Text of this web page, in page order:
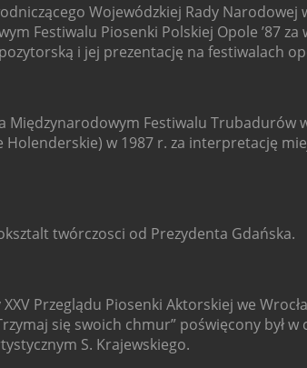
Wojewódzkiej Rady Narodowej
Festiwalu Piosenki Polskiej Opole ’87 za
i jej prezentację na festiwalach
Międzynarodowym Festiwalu Trubadurów
Holenderskie) w 1987 r. za interpretację
twórczosci od Prezydenta Gdańska.
Przeglądu Piosenki Aktorskiej we
się swoich chmur” poświęcony był w
S. Krajewskiego.